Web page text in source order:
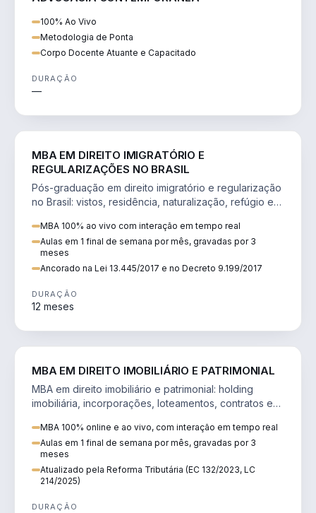
100% Ao Vivo
Metodologia de Ponta
Corpo Docente Atuante e Capacitado
DURAÇÃO
—
MBA EM DIREITO IMIGRATÓRIO E
REGULARIZAÇÕES NO BRASIL
Pós-graduação em direito imigratório e regularização
no Brasil: vistos, residência, naturalização, refúgio e
MBA 100% ao vivo com interação em tempo real
Aulas em 1 final de semana por mês, gravadas por 3
meses
Ancorado na Lei 13.445/2017 e no Decreto 9.199/2017
DURAÇÃO
12 meses
MBA EM DIREITO IMOBILIÁRIO E PATRIMONIAL
MBA em direito imobiliário e patrimonial: holding
imobiliária, incorporações, loteamentos, contratos e
MBA 100% online e ao vivo, com interação em tempo real
Aulas em 1 final de semana por mês, gravadas por 3
meses
Atualizado pela Reforma Tributária (EC 132/2023, LC
214/2025)
DURAÇÃO